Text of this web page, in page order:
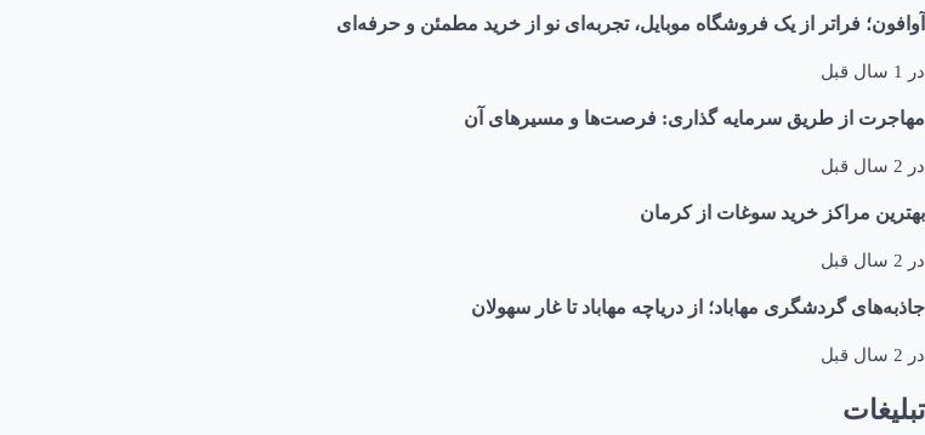
آوافون؛ فراتر از یک فروشگاه موبایل، تجربه‌ای نو از خرید مطمئن و حرفه‌ای
در 1 سال قبل
مهاجرت از طریق سرمایه گذاری: فرصت‌ها و مسیرهای آن
در 2 سال قبل
بهترین مراکز خرید سوغات از کرمان
در 2 سال قبل
جاذبه‌های گردشگری مهاباد؛ از دریاچه مهاباد تا غار سهولان
در 2 سال قبل
تبلیغات